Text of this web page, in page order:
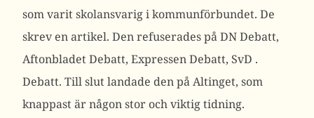
som varit skolansvarig i kommunförbundet. De
skrev en artikel. Den refuserades på DN Debatt,
Aftonbladet Debatt, Expressen Debatt, SvD .
Debatt. Till slut landade den på Altinget, som
knappast är någon stor och viktig tidning.